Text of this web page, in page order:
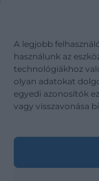
A legjobb
használunk az
technológiákhoz
olyan adatokat
egyedi azonosítók
vagy visszavonása
Médiaajánlat
Karrier
Kapcsolat